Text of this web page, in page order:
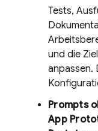
Tests,
und die
anpassen.
Prompts
App